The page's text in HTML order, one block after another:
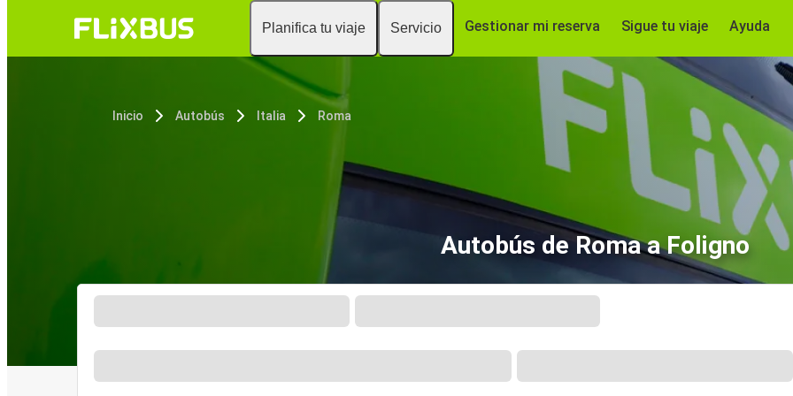
Planifica tu viaje Servicio Gestionar mi reserva Sigue tu viaje Ayuda
Inicio Autobús Italia Roma
Autobús de Roma a Foligno